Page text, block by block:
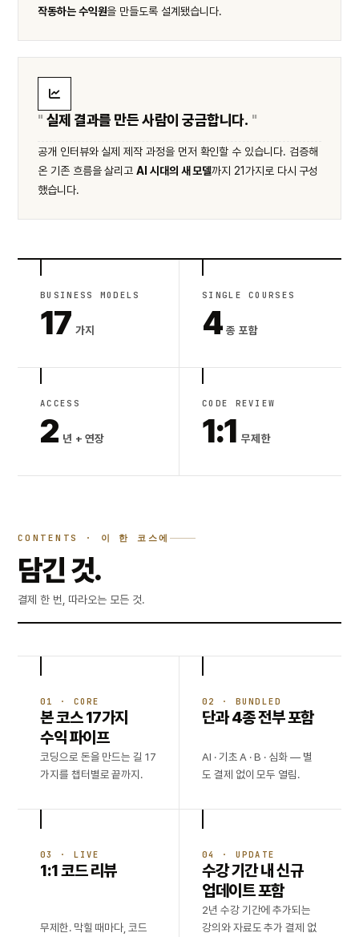
작동하는 수익원을 만들도록 설계됐습니다.
실제 결과를 만든 사람이 궁금합니다.
공개 인터뷰와 실제 제작 과정을 먼저 확인할 수 있습니다. 검증해
온 기존 흐름을 살리고AI 시대의 새 모델까지 21가지로 다시 구성
했습니다.
BUSINESS MODELS
17 가지
SINGLE COURSES
4 종 포함
ACCESS
2 년 + 연장
CODE REVIEW
1:1 무제한
CONTENTS · 이 한 코스에
담긴 것.
결제 한 번, 따라오는 모든 것.
01 · CORE
본 코스 17가지
수익 파이프
코딩으로 돈을 만드는 길 17
가지를 챕터별로 끝까지.
02 · BUNDLED
단과 4종 전부 포함
AI · 기초 A · B · 심화 — 별
도 결제 없이 모두 열림.
03 · LIVE
1:1 코드 리뷰
무제한. 막힐 때마다, 코드
04 · UPDATE
수강 기간 내 신규
업데이트 포함
2년 수강 기간에 추가되는
강의와 자료도 추가 결제 없